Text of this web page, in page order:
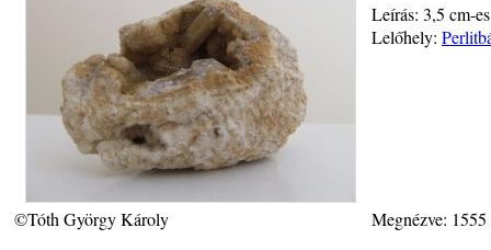
Leírás: 3,5 cm-
Lelőhely:
©Tóth György Károly Megnézve: